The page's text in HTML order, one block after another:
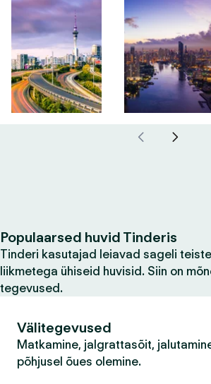
Populaarsed huvid Tinderis
Tinderi kasutajad leiavad sageli
liikmetega ühiseid huvisid. Siin on
tegevused.
Välitegevused
Matkamine, jalgrattasõit,
põhjusel õues olemine.